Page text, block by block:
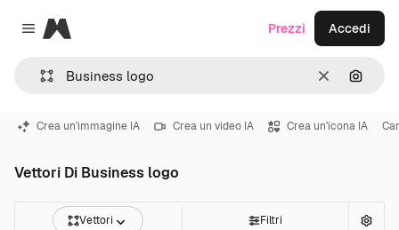
Close menu
Magnific
CancellaCerca
Prezzi Accedi
Crea un'immagine IA Crea un video IA Crea un'icona IA
Vettori Di Business logo
Vettori Filtri